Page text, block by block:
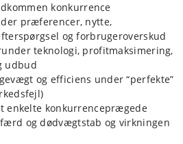
konkurrence
præferencer, nytte,
og forbrugeroverskud
teknologi, profitmaksimering,
udbud
og efficiens under “perfekte”
enkelte konkurrenceprægede
og dødvægtstab og virkningen